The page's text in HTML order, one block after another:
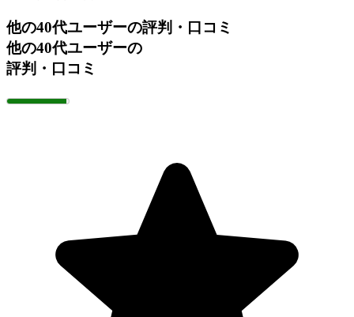
他の40代ユーザーの評判・口コミ
他の40代ユーザーの
評判・口コミ